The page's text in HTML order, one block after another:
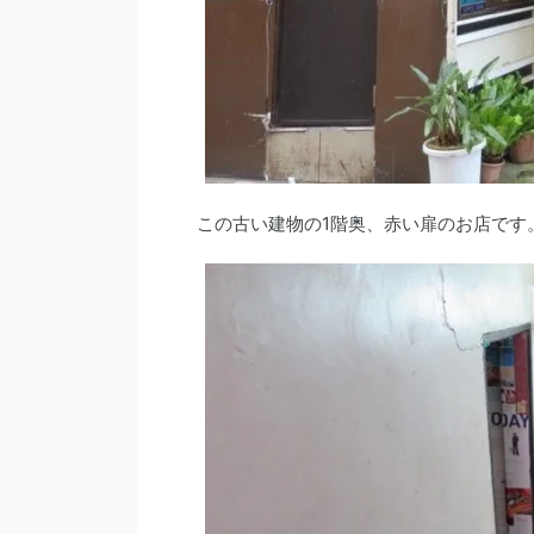
この古い建物の1階奥、赤い扉のお店です